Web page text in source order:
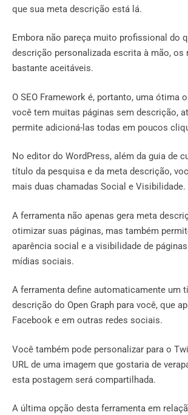
que sua meta descrição está lá.
Embora não pareça muito profissional do
descrição personalizada escrita à mão, os
bastante aceitáveis.
O SEO Framework é, portanto, uma ótima
você tem muitas páginas sem descrição,
permite adicioná-las todas em poucos
No editor do WordPress, além da guia de
título da pesquisa e da meta descrição,
mais duas chamadas Social e Visibilidade.
A ferramenta não apenas gera meta
otimizar suas páginas, mas também
aparência social e a visibilidade de
mídias sociais.
A ferramenta define automaticamente um
descrição do Open Graph para você, que
Facebook e em outras redes sociais.
Você também pode personalizar para o
URL de uma imagem que gostaria de
esta postagem será compartilhada.
A última opção desta ferramenta em